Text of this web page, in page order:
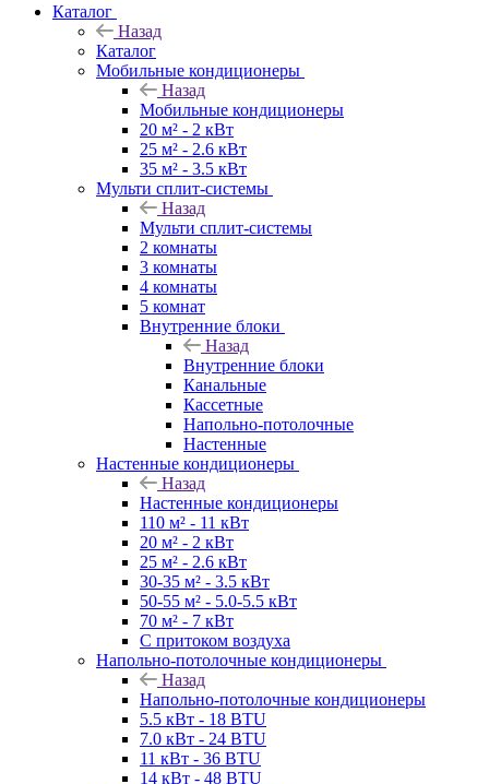
Каталог
Назад
Каталог
Мобильные кондиционеры
Назад
Мобильные кондиционеры
20 м² - 2 кВт
25 м² - 2.6 кВт
35 м² - 3.5 кВт
Мульти сплит-системы
Назад
Мульти сплит-системы
2 комнаты
3 комнаты
4 комнаты
5 комнат
Внутренние блоки
Назад
Внутренние блоки
Канальные
Кассетные
Напольно-потолочные
Настенные
Настенные кондиционеры
Назад
Настенные кондиционеры
110 м² - 11 кВт
20 м² - 2 кВт
25 м² - 2.6 кВт
30-35 м² - 3.5 кВт
50-55 м² - 5.0-5.5 кВт
70 м² - 7 кВт
С притоком воздуха
Напольно-потолочные кондиционеры
Назад
Напольно-потолочные кондиционеры
5.5 кВт - 18 BTU
7.0 кВт - 24 BTU
11 кВт - 36 BTU
14 кВт - 48 BTU